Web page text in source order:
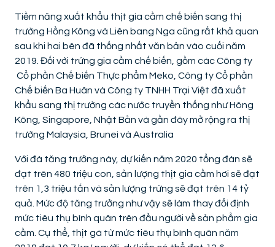
Tiềm năng xuất khẩu thịt gia cầm chế biến sang thị
trường Hồng Kông và Liên bang Nga cũng rất khả quan
sau khi hai bên đã thống nhất văn bản vào cuối năm
2019. Đối với trứng gia cầm chế biến, gồm các Công ty
Cổ phần Chế biến Thực phẩm Meko, Công ty Cổ phần
Chế biến Ba Huân và Công ty TNHH Trại Việt đã xuất
khẩu sang thị trường các nước truyền thống như Hông
Kông, Singapore, Nhật Bản và gần đây mở rộng ra thị
trường Malaysia, Brunei và Australia
Với đà tăng trưởng này, dự kiến năm 2020 tổng đàn sẽ
đạt trên 480 triệu con, sản lượng thịt gia cầm hơi sẽ đạt
trên 1,3 triệu tấn và sản lượng trứng sẽ đạt trên 14 tỷ
quả. Mức độ tăng trưởng như vậy sẽ làm thay đổi định
mức tiêu thụ bình quân trên đầu người về sản phẩm gia
cầm. Cụ thể, thịt gà từ mức tiêu thụ bình quân năm